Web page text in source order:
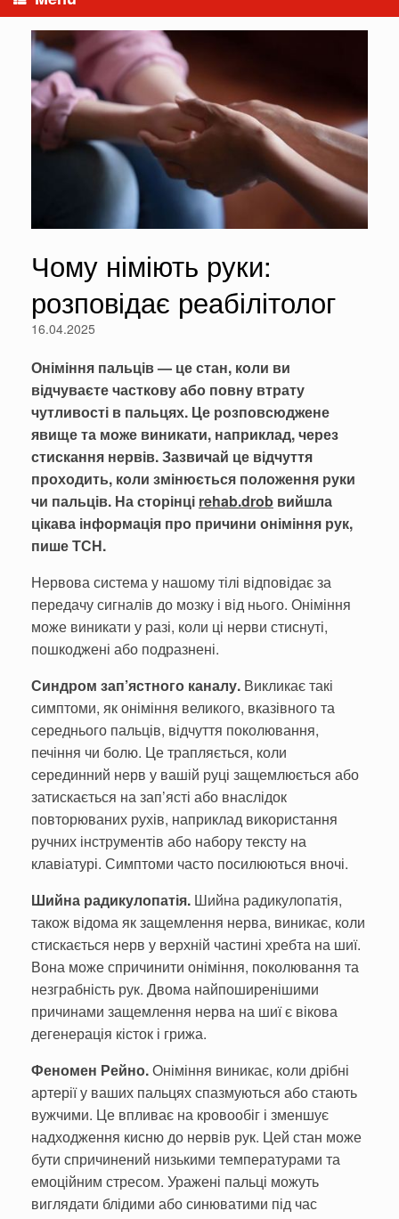
Чому німіють руки:
розповідає реабілітолог
16.04.2025
Оніміння пальців — це стан, коли ви
відчуваєте часткову або повну втрату
чутливості в пальцях. Це розповсюджене
явище та може виникати, наприклад, через
стискання нервів. Зазвичай це відчуття
проходить, коли змінюється положення руки
чи пальців. На сторінці rehab.drob вийшла
цікава інформація про причини оніміння рук,
пише ТСН.
Нервова система у нашому тілі відповідає за
передачу сигналів до мозку і від нього. Оніміння
може виникати у разі, коли ці нерви стиснуті,
пошкоджені або подразнені.
Синдром зап’ястного каналу. Викликає такі
симптоми, як оніміння великого, вказівного та
середнього пальців, відчуття поколювання,
печіння чи болю. Це трапляється, коли
серединний нерв у вашій руці защемлюється або
затискається на зап’ясті або внаслідок
повторюваних рухів, наприклад використання
ручних інструментів або набору тексту на
клавіатурі. Симптоми часто посилюються вночі.
Шийна радикулопатія. Шийна радикулопатія,
також відома як защемлення нерва, виникає, коли
стискається нерв у верхній частині хребта на шиї.
Вона може спричинити оніміння, поколювання та
незграбність рук. Двома найпоширенішими
причинами защемлення нерва на шиї є вікова
дегенерація кісток і грижа.
Феномен Рейно.Оніміння виникає, коли дрібні
артерії у ваших пальцях спазмуються або стають
вужчими. Це впливає на кровообіг і зменшує
надходження кисню до нервів рук. Цей стан може
бути спричинений низькими температурами та
емоційним стресом. Уражені пальці можуть
виглядати блідими або синюватими під час